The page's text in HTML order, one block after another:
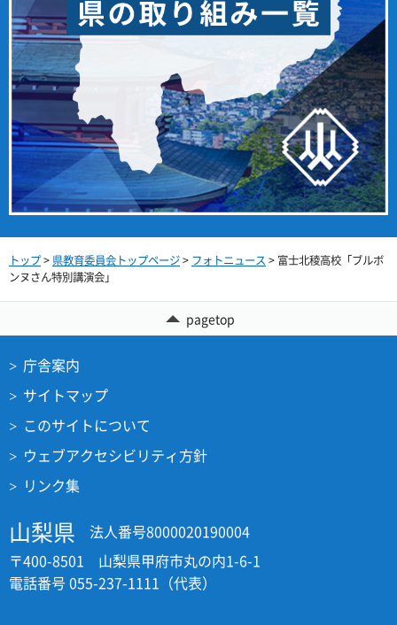
トップ> 県教育委員会トップページ> フォトニュース > 富士北稜高校「ブルボ
ンヌさん特別講演会」
pagetop
庁舎案内
サイトマップ
このサイトについて
ウェブアクセシビリティ方針
リンク集
山梨県
法人番号8000020190004
〒400-8501 山梨県甲府市丸の内1-6-1
電話番号 055-237-1111（代表）